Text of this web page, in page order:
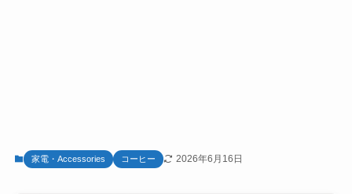
家電・Accessories コーヒー 2026年6月16日